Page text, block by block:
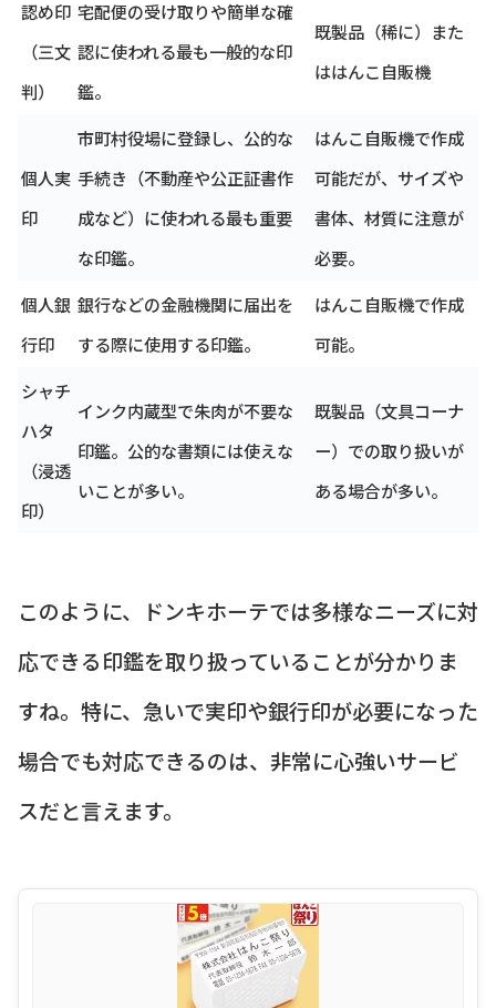
認め印
（三文
判）
宅配便の受け取りや簡単な確
認に使われる最も一般的な印
鑑。
既製品（稀に）また
ははんこ自販機
個人実
印
市町村役場に登録し、公的な
手続き（不動産や公正証書作
成など）に使われる最も重要
な印鑑。
はんこ自販機で作成
可能だが、サイズや
書体、材質に注意が
必要。
個人銀
行印
銀行などの金融機関に届出を
する際に使用する印鑑。
はんこ自販機で作成
可能。
シャチ
ハタ
（浸透
印）
インク内蔵型で朱肉が不要な
印鑑。公的な書類には使えな
いことが多い。
既製品（文具コーナ
ー）での取り扱いが
ある場合が多い。
このように、ドンキホーテでは多様なニーズに対
応できる印鑑を取り扱っていることが分かりま
すね。特に、急いで実印や銀行印が必要になった
場合でも対応できるのは、非常に心強いサービ
スだと言えます。